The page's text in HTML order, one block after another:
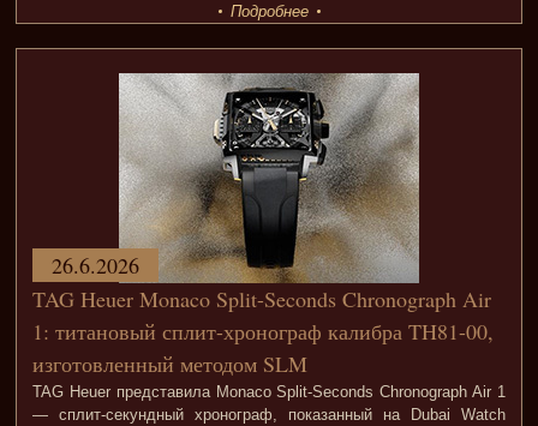
Подробнее
TAG Heuer Monaco Split-Seconds Chronograph Air
1: титановый сплит-хронограф калибра TH81-00,
изготовленный методом SLM
TAG Heuer представила Monaco Split-Seconds Chronograph Air 1
— сплит-секундный хронограф, показанный на Dubai Watch
26.6.2026